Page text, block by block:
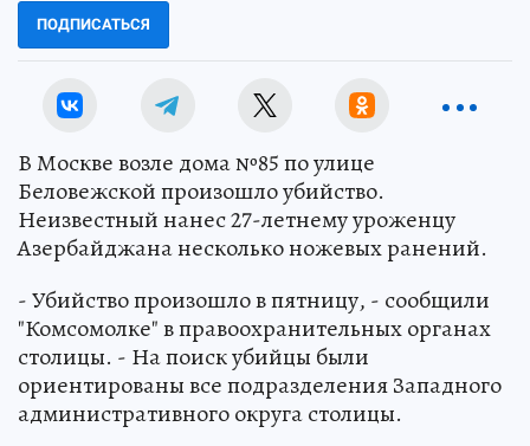
ПОДПИСАТЬСЯ
В Москве возле дома №85 по улице
Беловежской произошло убийство.
Неизвестный нанес 27-летнему уроженцу
Азербайджана несколько ножевых ранений.
- Убийство произошло в пятницу, - сообщили
"Комсомолке" в правоохранительных органах
столицы. - На поиск убийцы были
ориентированы все подразделения Западного
административного округа столицы.